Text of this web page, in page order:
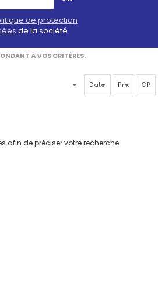
de protection
de la société.
À VOS CRITÈRES.
Date Prix CP
afin de préciser votre recherche.